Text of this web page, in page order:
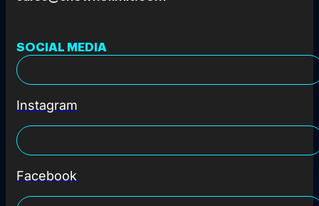
SOCIAL MEDIA
Instagram
Facebook